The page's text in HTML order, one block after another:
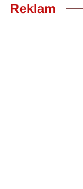
Reklam